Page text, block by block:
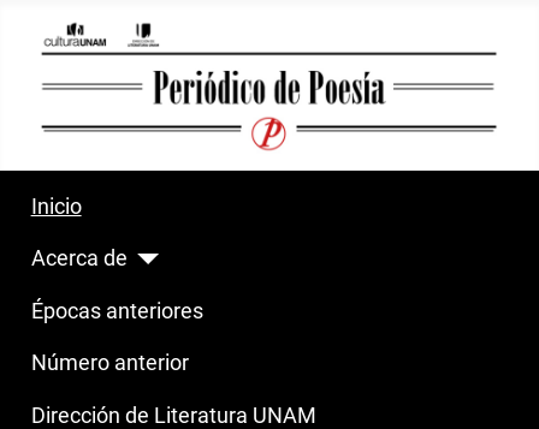
Inicio
Acerca de
Épocas anteriores
Número anterior
Dirección de Literatura UNAM